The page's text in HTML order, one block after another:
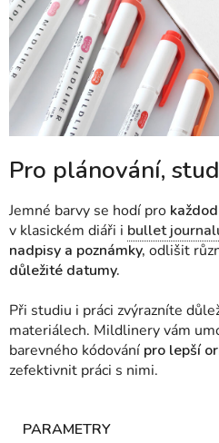
Pro plánování,
Jemné barvy se hodí pro
v klasickém diáři i bullet
nadpisy a poznámky, odlišit
důležité datumy.
Při studiu i práci zvýrazníte
materiálech. Mildlinery vám
barevného kódování pro lepší
zefektivnit práci s nimi.